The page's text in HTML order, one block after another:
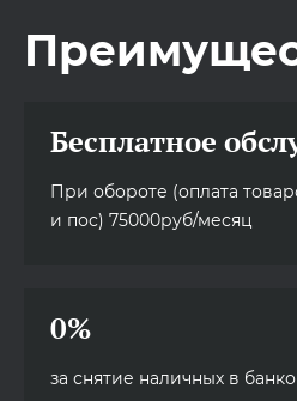
Бесплатное
При обороте (оплата
и пос) 75000руб/месяц
0%
за снятие наличных в